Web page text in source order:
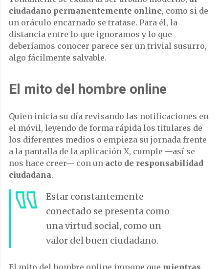
ciudadano permanentemente online, como si de
un oráculo encarnado se tratase. Para él, la
distancia entre lo que ignoramos y lo que
deberíamos conocer parece ser un trivial susurro,
algo fácilmente salvable.
El mito del hombre online
Quien inicia su día revisando las notificaciones en
el móvil, leyendo de forma rápida los titulares de
los diferentes medios o empieza su jornada frente
a la pantalla de la aplicación X, cumple —así se
nos hace creer— con un acto de responsabilidad
ciudadana.
Estar constantemente
conectado se presenta como
una virtud social, como un
valor del buen ciudadano.
El mito del hombre online impone que mientras